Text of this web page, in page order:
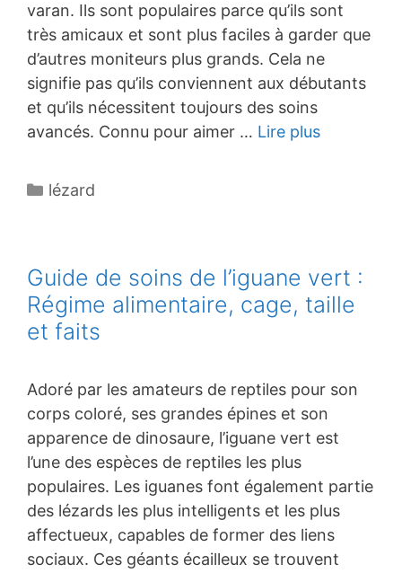
varan. Ils sont populaires parce qu’ils sont
très amicaux et sont plus faciles à garder que
d’autres moniteurs plus grands. Cela ne
signifie pas qu’ils conviennent aux débutants
et qu’ils nécessitent toujours des soins
avancés. Connu pour aimer … Lire plus
Catégories
lézard
Guide de soins de l’iguane vert :
Régime alimentaire, cage, taille
et faits
Adoré par les amateurs de reptiles pour son
corps coloré, ses grandes épines et son
apparence de dinosaure, l’iguane vert est
l’une des espèces de reptiles les plus
populaires. Les iguanes font également partie
des lézards les plus intelligents et les plus
affectueux, capables de former des liens
sociaux. Ces géants écailleux se trouvent